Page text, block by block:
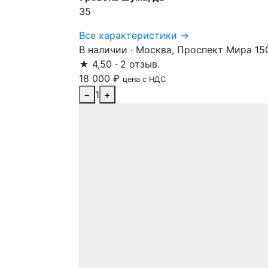
35
Все характеристики →
В наличии · Москва, Проспект Мира
★ 4,50 · 2 отзыв.
18 000 ₽ цена с НДС
− 1 +